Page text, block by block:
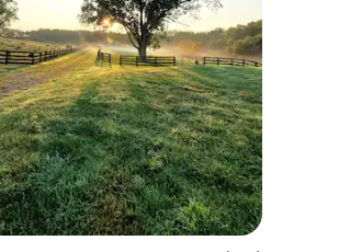
média de 5, 148 avaliações